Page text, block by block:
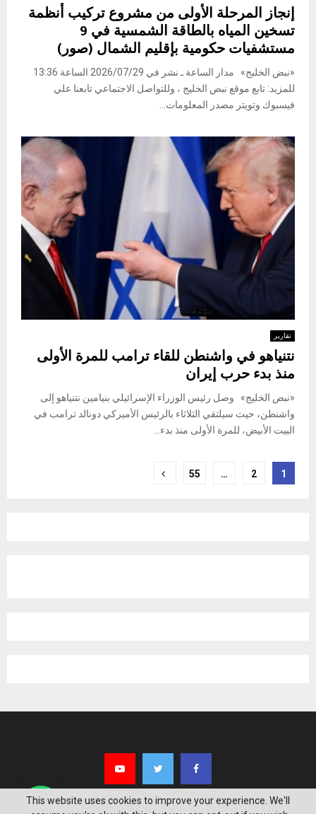
إنجاز المرحلة الأولى من مشروع تركيب أنظمة
تسخين المياه بالطاقة الشمسية في 9
مستشفيات حكومية بإقليم الشمال (صور)
«نبض الخليج» مدار الساعة ـ نشر في 2026/07/29 الساعة 13:36
للمزيد: تابع موقع نبض الخليج ، وللتواصل الاجتماعي تابعنا علي
فيسبوك وتويتر مصدر المعلومات...
تقارير
نتنياهو في واشنطن للقاء ترامب للمرة الأولى
منذ بدء حرب إيران
«نبض الخليج» وصل رئيس الوزراء الإسرائيلي بنيامين نتنياهو إلى
واشنطن، حيث سيلتقي الثلاثاء بالرئيس الأميركي دونالد ترامب في
البيت الأبيض، للمرة الأولى منذ بدء...
Posts
1
2
…
55
This website uses cookies to improve your experience. We'll